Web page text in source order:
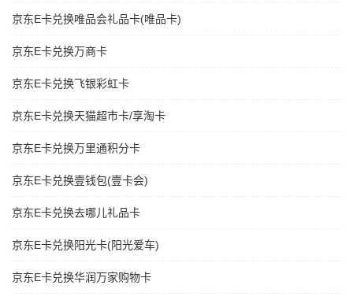
京东E卡兑换唯品会礼品卡(唯品卡)
京东E卡兑换万商卡
京东E卡兑换飞银彩虹卡
京东E卡兑换天猫超市卡/享淘卡
京东E卡兑换万里通积分卡
京东E卡兑换壹钱包(壹卡会)
京东E卡兑换去哪儿礼品卡
京东E卡兑换阳光卡(阳光爱车)
京东E卡兑换华润万家购物卡